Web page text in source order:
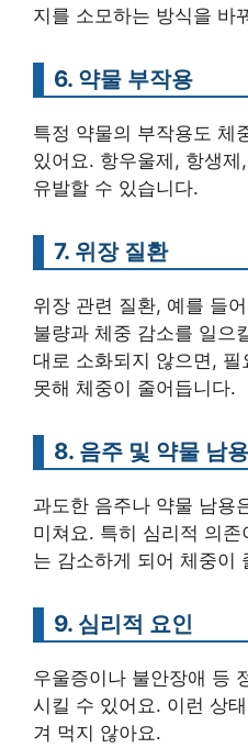
지를 소모하는 방식을 바
6. 약물 부작용
특정 약물의 부작용도 체
있어요. 항우울제, 항생
유발할 수 있습니다.
7. 위장 질환
위장 관련 질환, 예를 들
불량과 체중 감소를 일으
대로 소화되지 않으면,
못해 체중이 줄어듭니다.
8. 음주 및 약물 남용
과도한 음주나 약물 남용
미쳐요. 특히 심리적 의
는 감소하게 되어 체중이
9. 심리적 요인
우울증이나 불안장애 등
시킬 수 있어요. 이런 상
겨 먹지 않아요.